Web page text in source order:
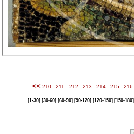
<< 210 - 211 - 212 - 213 - 214 - 215 - 216
[1-30] [30-60] [60-90] [90-120] [120-150] [150-180]